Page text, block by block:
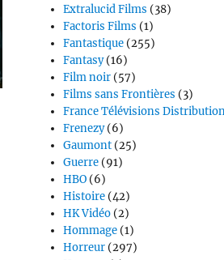
Extralucid Films (38)
Factoris Films (1)
Fantastique (255)
Fantasy(16)
Film noir (57)
Films sans Frontières (3)
France Télévisions
Frenezy(6)
Gaumont (25)
Guerre (91)
HBO (6)
Histoire (42)
HK Vidéo (2)
Hommage (1)
Horreur (297)